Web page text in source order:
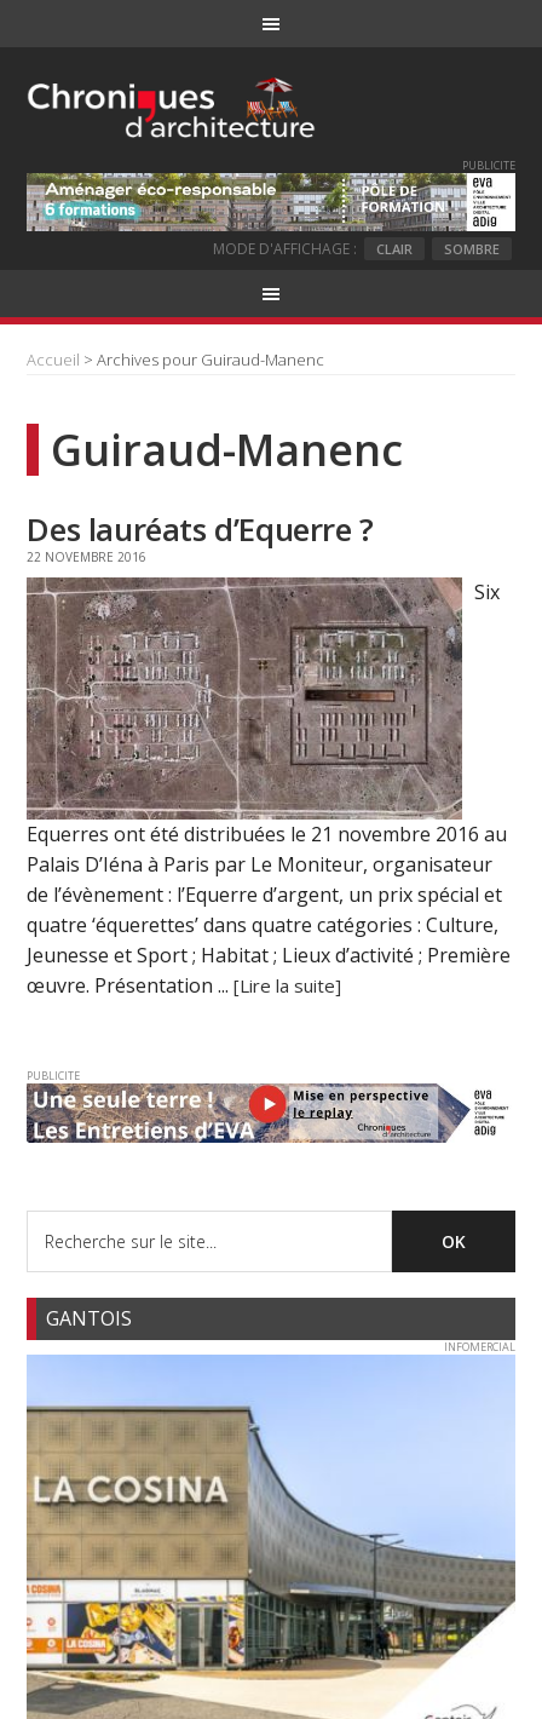
PUBLICITE
MODE D'AFFICHAGE : CLAIR SOMBRE
Accueil > Archives pour Guiraud-Manenc
Guiraud-Manenc
Des lauréats d’Equerre ?
22 NOVEMBRE 2016
Six
Equerres ont été distribuées le 21 novembre 2016 au
Palais D’Iéna à Paris par Le Moniteur, organisateur
de l’évènement : l’Equerre d’argent, un prix spécial et
quatre ‘équerettes’ dans quatre catégories : Culture,
Jeunesse et Sport ; Habitat ; Lieux d’activité ; Première
œuvre. Présentation ...[Lire la suite]
PUBLICITE
GANTOIS
INFOMERCIAL